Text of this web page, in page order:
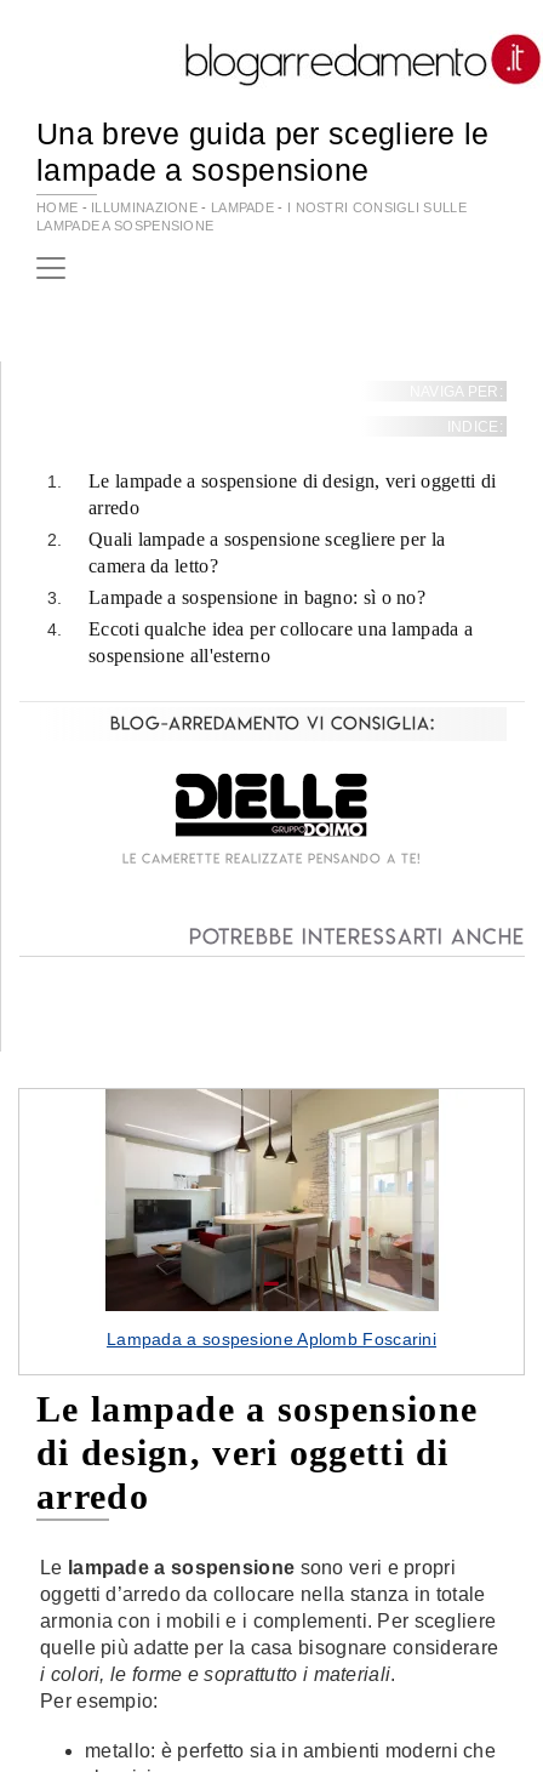
Una breve guida per scegliere le
lampade a sospensione
HOME - ILLUMINAZIONE - LAMPADE - I NOSTRI CONSIGLI SULLE
LAMPADE A SOSPENSIONE
Lampada a sospesione Aplomb Foscarini
Le lampade a sospensione
di design, veri oggetti di
arredo
Le lampade a sospensione sono veri e propri
oggetti d’arredo da collocare nella stanza in totale
armonia con i mobili e i complementi. Per scegliere
quelle più adatte per la casa bisognare considerare
i colori, le forme e soprattutto i materiali.
Per esempio:
metallo: è perfetto sia in ambienti moderni che
NAVIGA PER:
INDICE:
Le lampade a sospensione di design, veri oggetti di
arredo
Quali lampade a sospensione scegliere per la
camera da letto?
Lampade a sospensione in bagno: sì o no?
Eccoti qualche idea per collocare una lampada a
sospensione all'esterno
Blog-Arredamento vi consiglia:
Le camerette realizzate pensando a te!
Potrebbe interessarti anche